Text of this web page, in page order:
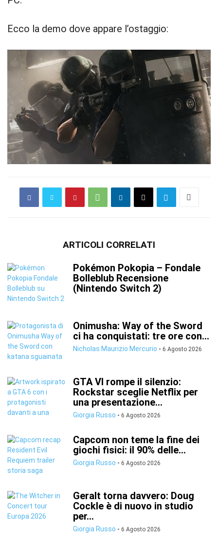
Ecco la demo dove appare l’ostaggio:
ARTICOLI CORRELATI
Pokémon Pokopia – Fondale
Bolleblub Recensione
(Nintendo Switch 2)
Onimusha: Way of the Sword
ci ha conquistati: tre ore con...
Nicholas Maurizio Mercurio - 6 Agosto 2026
GTA VI rompe il silenzio:
Rockstar sceglie Netflix per
una presentazione...
Giorgia Russo - 6 Agosto 2026
Capcom non teme la fine dei
giochi fisici: il 90% delle...
Giorgia Russo - 6 Agosto 2026
Geralt torna davvero: Doug
Cockle è di nuovo in studio
per...
Giorgia Russo - 6 Agosto 2026